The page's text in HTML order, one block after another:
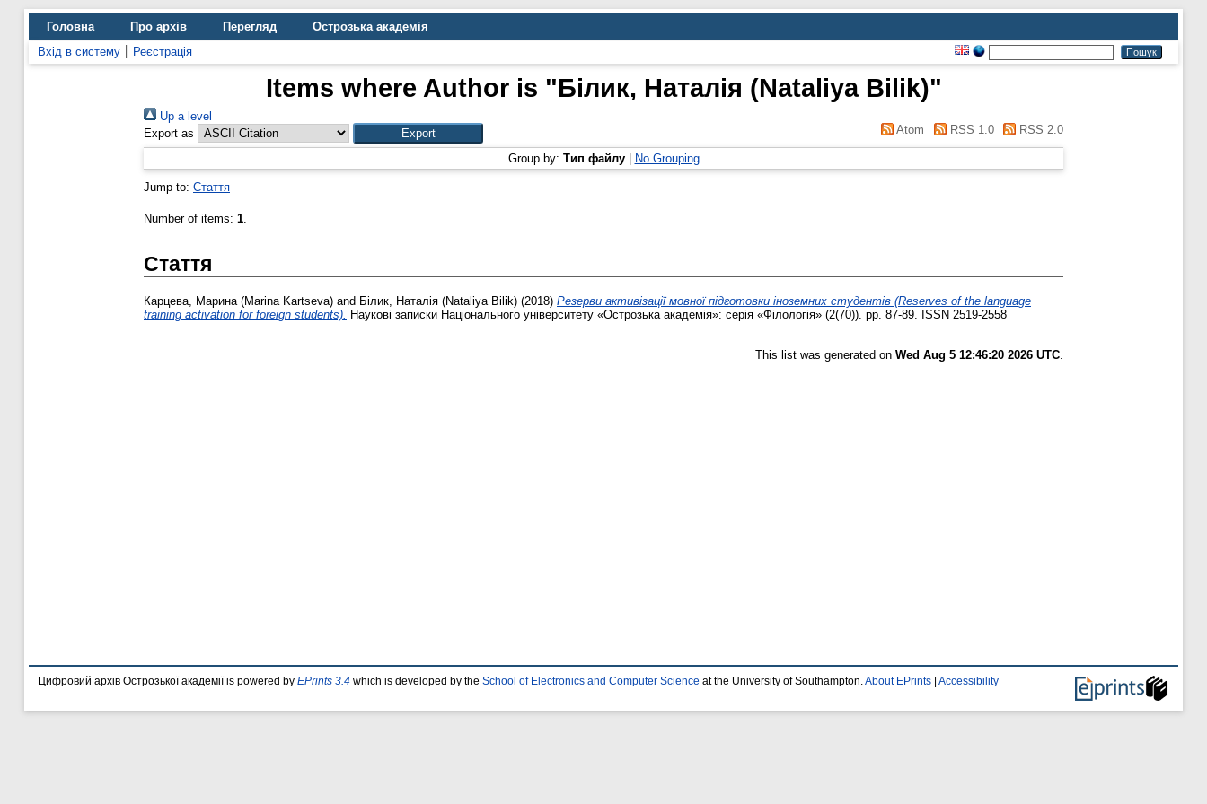
Головна Про архів Перегляд
Острозька академія
Вхід в систему
Реєстрація
Items where Author is "Білик, Наталія (Nataliya Bilik)"
Up a level
Export as
Atom RSS 1.0 RSS 2.0
Group by: Тип файлу| No Grouping
Jump to: Стаття
Number of items: 1.
Стаття
Карцева, Марина (Marina Kartseva) and Білик, Наталія (Nataliya Bilik) (2018) Pезерви активізації мовної підготовки іноземних студентів (Reserves of the language
training activation for foreign students). Наукові записки Національного університету «Острозька академія»: серія «Філологія» (2(70)). pp. 87-89. ISSN 2519-2558
This list was generated on Wed Aug 5 12:46:20 2026 UTC.
Цифровий архів Острозької академії is powered by EPrints 3.4 which is developed by the School of Electronics and Computer Science at the University of Southampton. About EPrints Accessibility